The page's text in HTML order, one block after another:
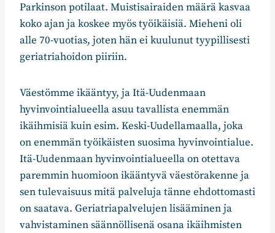
Parkinson potilaat. Muistisairaiden määrä kasvaa
koko ajan ja koskee myös työikäisiä. Mieheni oli
alle 70-vuotias, joten hän ei kuulunut tyypillisesti
geriatriahoidon piiriin.
Väestömme ikääntyy, ja Itä-Uudenmaan
hyvinvointialueella asuu tavallista enemmän
ikäihmisiä kuin esim. Keski-Uudellamaalla, joka
on enemmän työikäisten suosima hyvinvointialue.
Itä-Uudenmaan hyvinvointialueella on otettava
paremmin huomioon ikääntyvä väestörakenne ja
sen tulevaisuus mitä palveluja tänne ehdottomasti
on saatava. Geriatriapalvelujen lisääminen ja
vahvistaminen säännöllisenä osana ikäihmisten